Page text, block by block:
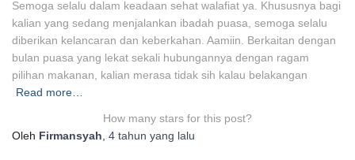
Semoga selalu dalam keadaan sehat walafiat ya. Khususnya bagi
kalian yang sedang menjalankan ibadah puasa, semoga selalu
diberikan kelancaran dan keberkahan. Aamiin. Berkaitan dengan
bulan puasa yang lekat sekali hubungannya dengan ragam
pilihan makanan, kalian merasa tidak sih kalau belakangan
Read more…
How many stars for this post?
Oleh Firmansyah 4 tahun yang lalu